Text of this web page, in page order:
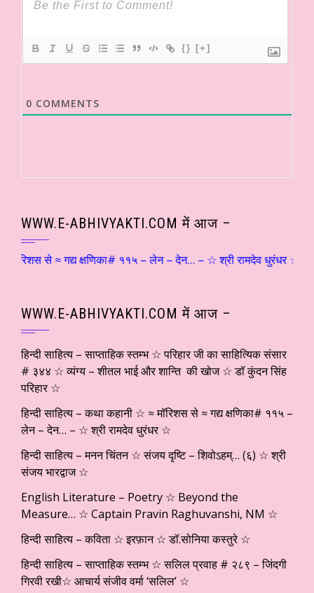
{} [+]
0 COMMENTS
WWW.E-ABHIVYAKTI.COM में आज –
से ≈ गद्य क्षणिका# ११५ – लेन – देन… – ☆ श्री रामदेव धुरंधर
WWW.E-ABHIVYAKTI.COM में आज –
हिन्दी साहित्य – साप्ताहिक स्तम्भ ☆ परिहार जी का साहित्यिक संसार
# ३४४ ☆ व्यंग्य – शीतल भाई और शान्ति की खोज ☆ डॉ कुंदन सिंह
परिहार ☆
हिन्दी साहित्य – कथा कहानी ☆ ≈ मॉरिशस से ≈ गद्य क्षणिका# ११५ –
लेन – देन… – ☆ श्री रामदेव धुरंधर ☆
हिन्दी साहित्य – मनन चिंतन ☆ संजय दृष्टि – शिवोऽहम्… (६) ☆ श्री
संजय भारद्वाज ☆
English Literature – Poetry ☆ Beyond the
Measure… ☆ Captain Pravin Raghuvanshi, NM ☆
हिन्दी साहित्य – कविता ☆ इरफ़ान ☆ डॉ.सोनिया कस्तुरे ☆
हिन्दी साहित्य – साप्ताहिक स्तम्भ ☆ सलिल प्रवाह # २८९ – जिंदगी
गिरवी रखी☆ आचार्य संजीव वर्मा ‘सलिल’ ☆